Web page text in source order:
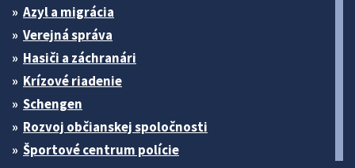
Azyl a migrácia
Verejná správa
Hasiči a záchranári
Krízové riadenie
Schengen
Rozvoj občianskej spoločnosti
Športové centrum polície